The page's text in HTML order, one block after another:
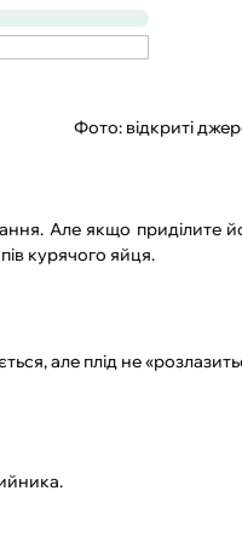
Фото: відкриті
Але якщо приділите
курячого яйця.
але плід не